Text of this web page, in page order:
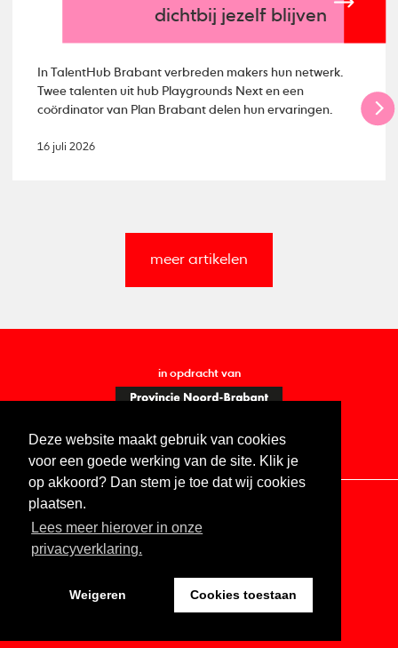
Deze website maakt gebruik van cookies
voor een goede werking van de site. Klik je
op akkoord? Dan stem je toe dat wij cookies
plaatsen.
Lees meer hierover in onze
privacyverklaring.
Weigeren Cookies toestaan
dichtbij jezelf blijven
In TalentHub Brabant verbreden makers hun netwerk.
Twee talenten uit hub Playgrounds Next en een
coördinator van Plan Brabant delen hun ervaringen.
16 juli 2026
meer artikelen
in opdracht van
Contact Vacatures ANBI
Digitale toegankelijkheid